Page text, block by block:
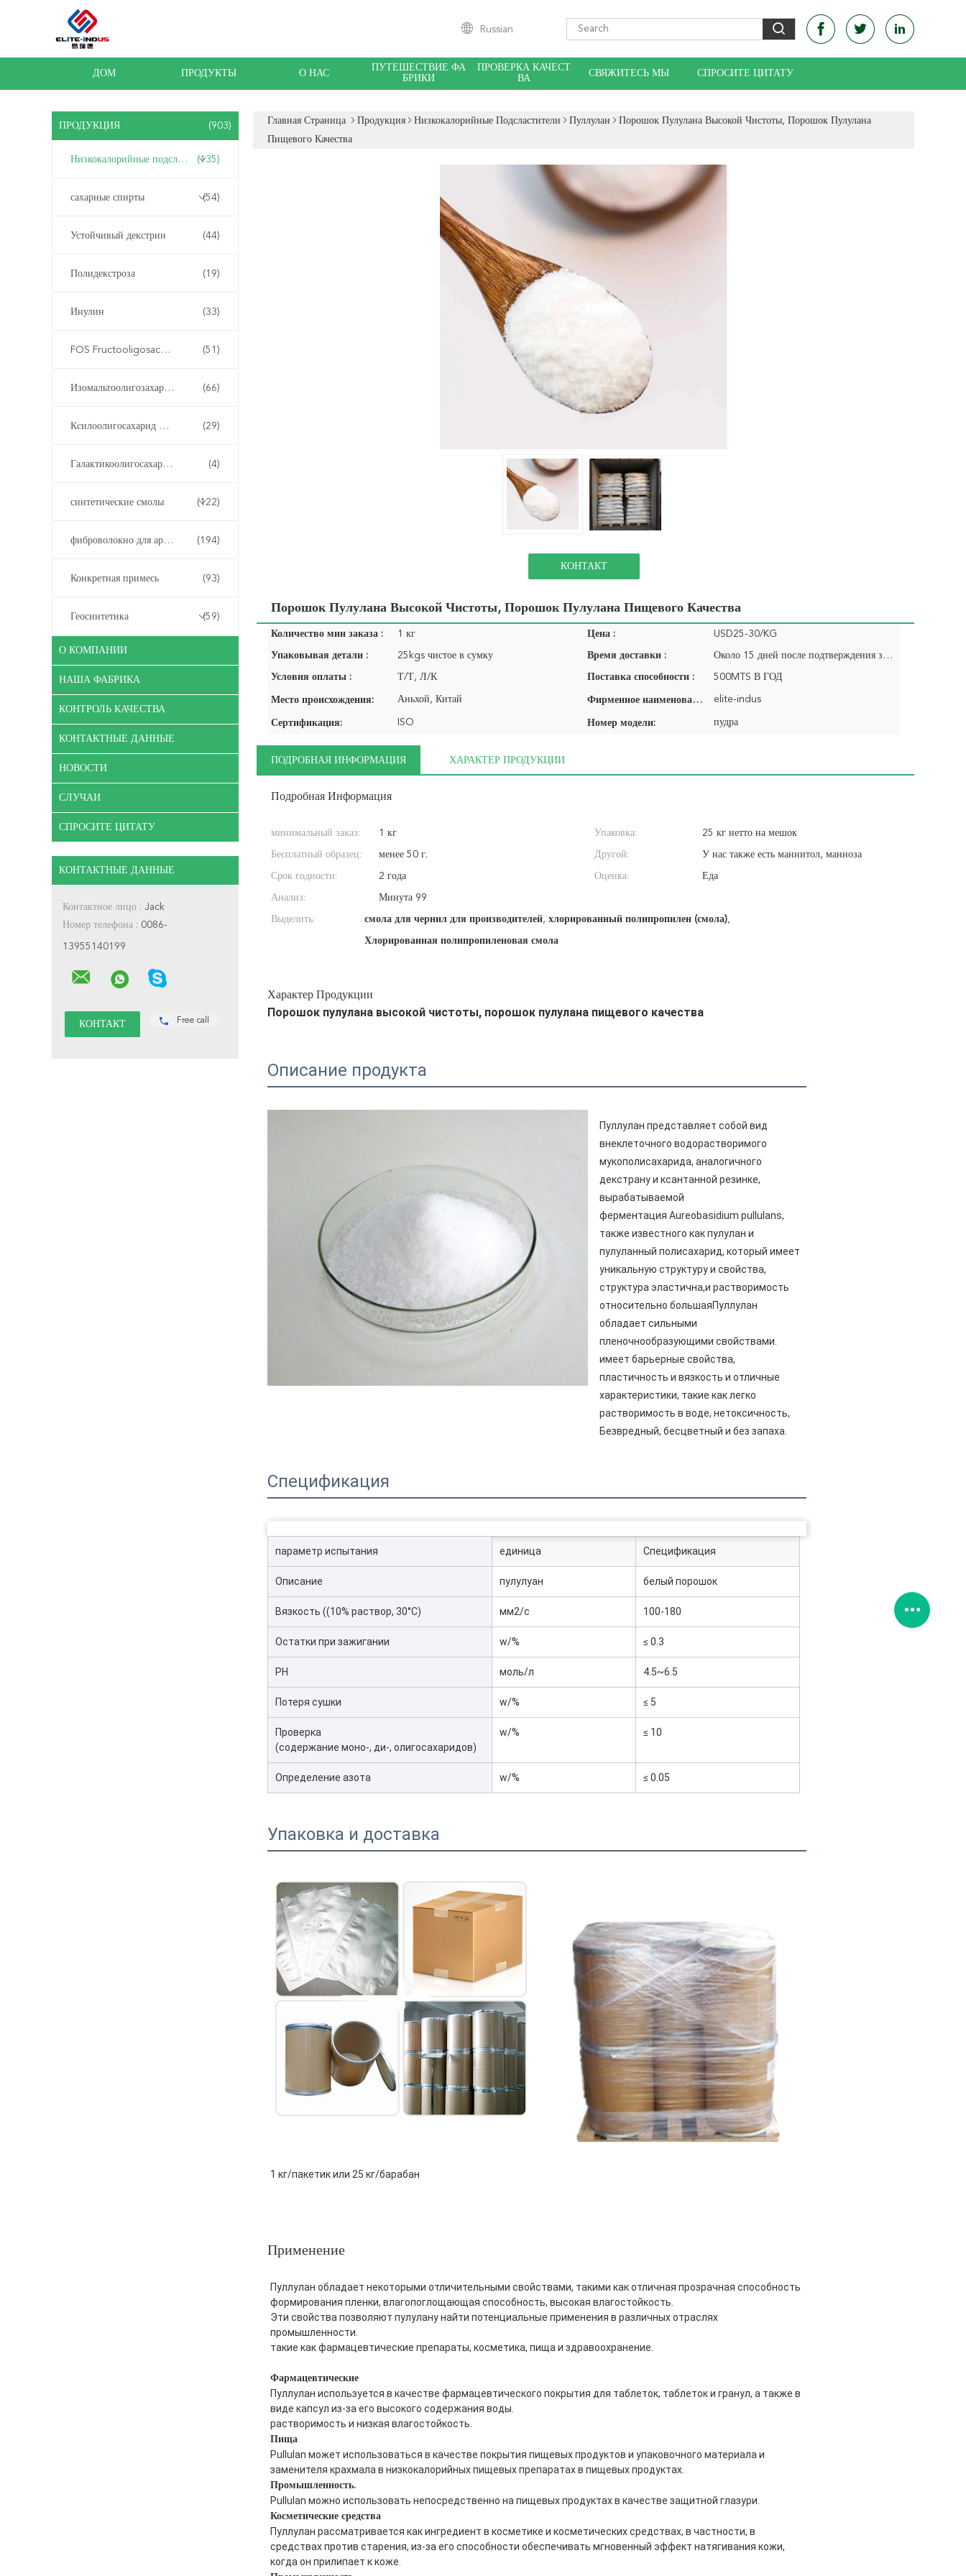
Russian
ДОМ ПРОДУКТЫ О НАС
ПУТЕШЕСТВИЕ ФА
БРИКИ
ПРОВЕРКА КАЧЕСТ
ВА
СВЯЖИТЕСЬ МЫ СПРОСИТЕ ЦИТАТУ
ПРОДУКЦИЯ (903)
Низкокалорийные подсластители (135)
сахарные спирты (54)
Устойчивый декстрин (44)
Полидекстроза (19)
Инулин (33)
FOS Fructooligosaccharide (51)
Изомальтоолигозахарид ИМО (66)
Ксилоолигосахарид XOS (29)
Галактикоолигосахарид ГОС (4)
синтетические смолы (122)
фиброволокно для армирования бетона (194)
Конкретная примесь (93)
Геосинтетика (59)
О КОМПАНИИ
НАША ФАБРИКА
КОНТРОЛЬ КАЧЕСТВА
КОНТАКТНЫЕ ДАННЫЕ
НОВОСТИ
СЛУЧАИ
СПРОСИТЕ ЦИТАТУ
КОНТАКТНЫЕ ДАННЫЕ
Контактное лицо : Jack
Номер телефона : 0086-
13955140199
Free call
Главная Страница Продукция Низкокалорийные Подсластители Пуллулан
Порошок Пулулана Высокой Чистоты, Порошок Пулулана
Пищевого Качества
КОНТАКТ
Порошок Пулулана Высокой Чистоты, Порошок Пулулана Пищевого Качества
Количество мин заказа : 1 кг Цена : USD25-30/KG
Упаковывая детали : 25kgs чистое в сумку Время доставки : Около 15 дней после подтверждения заказа. Постарайтесь заранее.
Условия оплаты : Т/Т, Л/К Поставка способности : 500MTS В ГОД
Место происхождения: Аньхой, Китай Фирменное наименование: elite-indus
Сертификация: ISO Номер модели: пудра
ПОДРОБНАЯ ИНФОРМАЦИЯ ХАРАКТЕР ПРОДУКЦИИ
Подробная Информация
минимальный заказ: 1 кг Упаковка: 25 кг нетто на мешок
Бесплатный образец: менее 50 г. Другой: У нас также есть маннитол, манноза
Срок годности: 2 года Оценка: Еда
Анализ: Минута 99
Выделить: смола для чернил для производителей, хлорированный полипропилен (смола),
Хлорированная полипропиленовая смола
Характер Продукции
Порошок пулулана высокой чистоты, порошок пулулана пищевого качества
Описание продукта
Пуллулан представляет собой вид
внеклеточного водорастворимого
мукополисахарида, аналогичного
декстрану и ксантанной резинке,
вырабатываемой
ферментация Aureobasidium pullulans,
также известного как пулулан и
пулуланный полисахарид, который имеет
уникальную структуру и свойства,
структура эластична,и растворимость
относительно большаяПуллулан
обладает сильными
пленочнообразующими свойствами.
имеет барьерные свойства,
пластичность и вязкость и отличные
характеристики, такие как легко
растворимость в воде, нетоксичность,
Безвредный, бесцветный и без запаха.
Спецификация
параметр испытания единица Спецификация
Описание пулулуан белый порошок
Вязкость ((10% раствор, 30°C) мм2/с 100-180
Остатки при зажигании w/% ≤ 0.3
PH моль/л 4.5~6.5
Потеря сушки w/% ≤ 5
Проверка
(содержание моно-, ди-, олигосахаридов)
w/% ≤ 10
Определение азота w/% ≤ 0.05
Упаковка и доставка
1 кг/пакетик или 25 кг/барабан
Применение
Пуллулан обладает некоторыми отличительными свойствами, такими как отличная прозрачная способность
формирования пленки, влагопоглощающая способность, высокая влагостойкость.
Эти свойства позволяют пулулану найти потенциальные применения в различных отраслях
промышленности.
такие как фармацевтические препараты, косметика, пища и здравоохранение.
Фармацевтические
Пуллулан используется в качестве фармацевтического покрытия для таблеток, таблеток и гранул, а также в
виде капсул из-за его высокого содержания воды.
растворимость и низкая влагостойкость.
Пища
Pullulan может использоваться в качестве покрытия пищевых продуктов и упаковочного материала и
заменителя крахмала в низкокалорийных пищевых препаратах в пищевых продуктах.
Промышленность.
Pullulan можно использовать непосредственно на пищевых продуктах в качестве защитной глазури.
Косметические средства
Пуллулан рассматривается как ингредиент в косметике и косметических средствах, в частности, в
средствах против старения, из-за его способности обеспечивать мгновенный эффект натягивания кожи,
когда он прилипает к коже.